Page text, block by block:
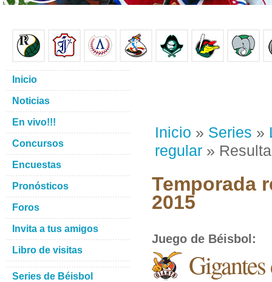
Inicio » Series »
regular »
Temporada
2015
Juego de Béisbol :
Inicio
Noticias
En vivo!!!
Concursos
Encuestas
Pronósticos
Foros
Invita a tus amigos
Libro de visitas
Series de Béisbol